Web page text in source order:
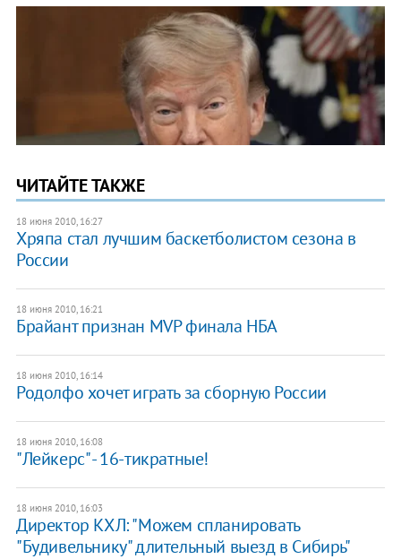
ЧИТАЙТЕ ТАКЖЕ
18 июня 2010, 16:27
Хряпа стал лучшим баскетболистом сезона в
России
18 июня 2010, 16:21
Брайант признан MVP финала НБА
18 июня 2010, 16:14
Родолфо хочет играть за сборную России
18 июня 2010, 16:08
"Лейкерс" - 16-тикратные!
18 июня 2010, 16:03
Директор КХЛ: "Можем спланировать
"Будивельнику" длительный выезд в Сибирь"